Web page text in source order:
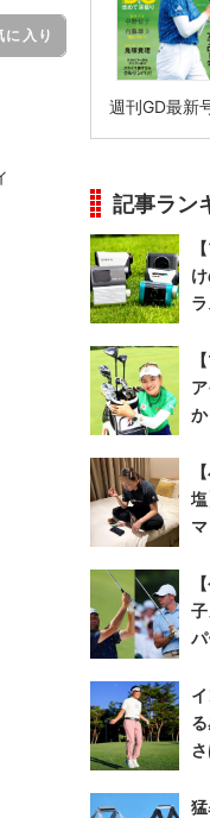
に入り
週刊GD最新
記事ラン